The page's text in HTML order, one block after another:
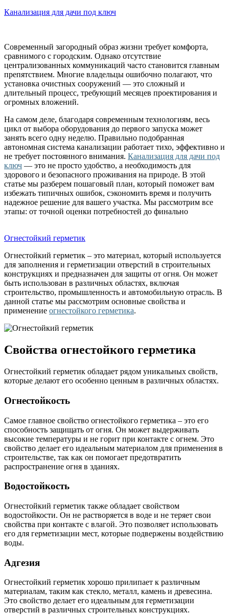
Канализация для дачи под ключ
Современный загородный образ жизни требует комфорта,
сравнимого с городским. Однако отсутствие
централизованных коммуникаций часто становится главным
препятствием. Многие владельцы ошибочно полагают, что
установка очистных сооружений — это сложный и
длительный процесс, требующий месяцев проектирования и
огромных вложений.
На самом деле, благодаря современным технологиям, весь
цикл от выбора оборудования до первого запуска может
занять всего одну неделю. Правильно подобранная
автономная система канализации работает тихо, эффективно и
не требует постоянного внимания. Канализация для дачи под
ключ — это не просто удобство, а необходимость для
здорового и безопасного проживания на природе. В этой
статье мы разберем пошаговый план, который поможет вам
избежать типичных ошибок, сэкономить время и получить
надежное решение для вашего участка. Мы рассмотрим все
этапы: от точной оценки потребностей до финально
Огнестойкий герметик
Огнестойкий герметик – это материал, который используется
для заполнения и герметизации отверстий в строительных
конструкциях и предназначен для защиты от огня. Он может
быть использован в различных областях, включая
строительство, промышленность и автомобильную отрасль. В
данной статье мы рассмотрим основные свойства и
применение огнестойкого герметика.
Свойства огнестойкого герметика
Огнестойкий герметик обладает рядом уникальных свойств,
которые делают его особенно ценным в различных областях.
Огнестойкость
Самое главное свойство огнестойкого герметика – это его
способность защищать от огня. Он может выдерживать
высокие температуры и не горит при контакте с огнем. Это
свойство делает его идеальным материалом для применения в
строительстве, так как он помогает предотвратить
распространение огня в зданиях.
Водостойкость
Огнестойкий герметик также обладает свойством
водостойкости. Он не растворяется в воде и не теряет свои
свойства при контакте с влагой. Это позволяет использовать
его для герметизации мест, которые подвержены воздействию
воды.
Адгезия
Огнестойкий герметик хорошо прилипает к различным
материалам, таким как стекло, металл, камень и древесина.
Это свойство делает его идеальным для герметизации
отверстий в различных строительных конструкциях.